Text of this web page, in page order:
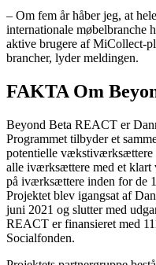
– Om fem år håber jeg, at
internationale møbelbranche
aktive brugere af MiCollect-
brancher, lyder meldingen.
FAKTA Om
Beyond Beta REACT er
Programmet tilbyder et
potentielle vækstiværksættere
alle iværksættere med et
på iværksættere inden for de
Projektet blev igangsat af
juni 2021 og slutter med
REACT er finansieret med
Socialfonden.